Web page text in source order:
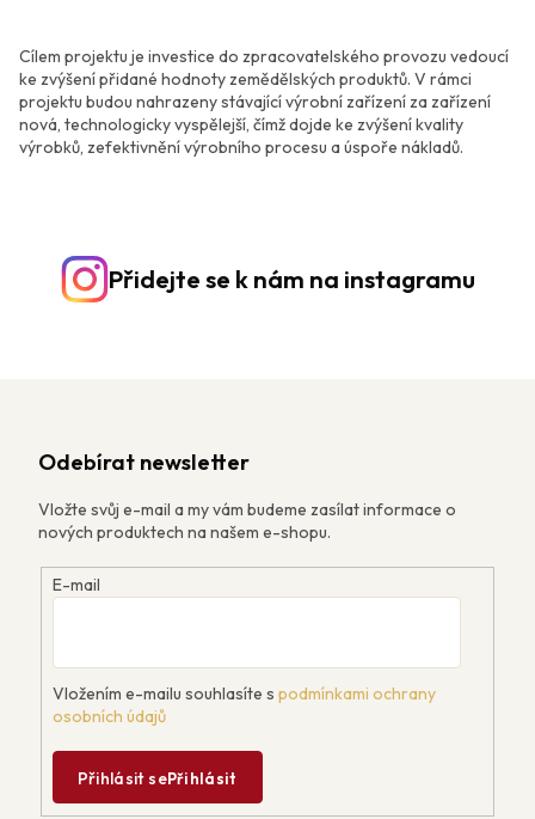
Cílem projektu je investice do zpracovatelského provozu vedoucí
ke zvýšení přidané hodnoty zemědělských produktů. V rámci
projektu budou nahrazeny stávající výrobní zařízení za zařízení
nová, technologicky vyspělejší, čímž dojde ke zvýšení kvality
výrobků, zefektivnění výrobního procesu a úspoře nákladů.
Přidejte se k nám na instagramu
Odebírat newsletter
Vložte svůj e-mail a my vám budeme zasílat informace o
nových produktech na našem e-shopu.
E-mail
Vložením e-mailu souhlasíte s podmínkami ochrany
osobních údajů
Přihlásit sePřihlásit